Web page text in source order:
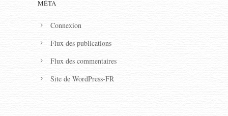
MÉTA
Connexion
Flux des publications
Flux des commentaires
Site de WordPress-FR